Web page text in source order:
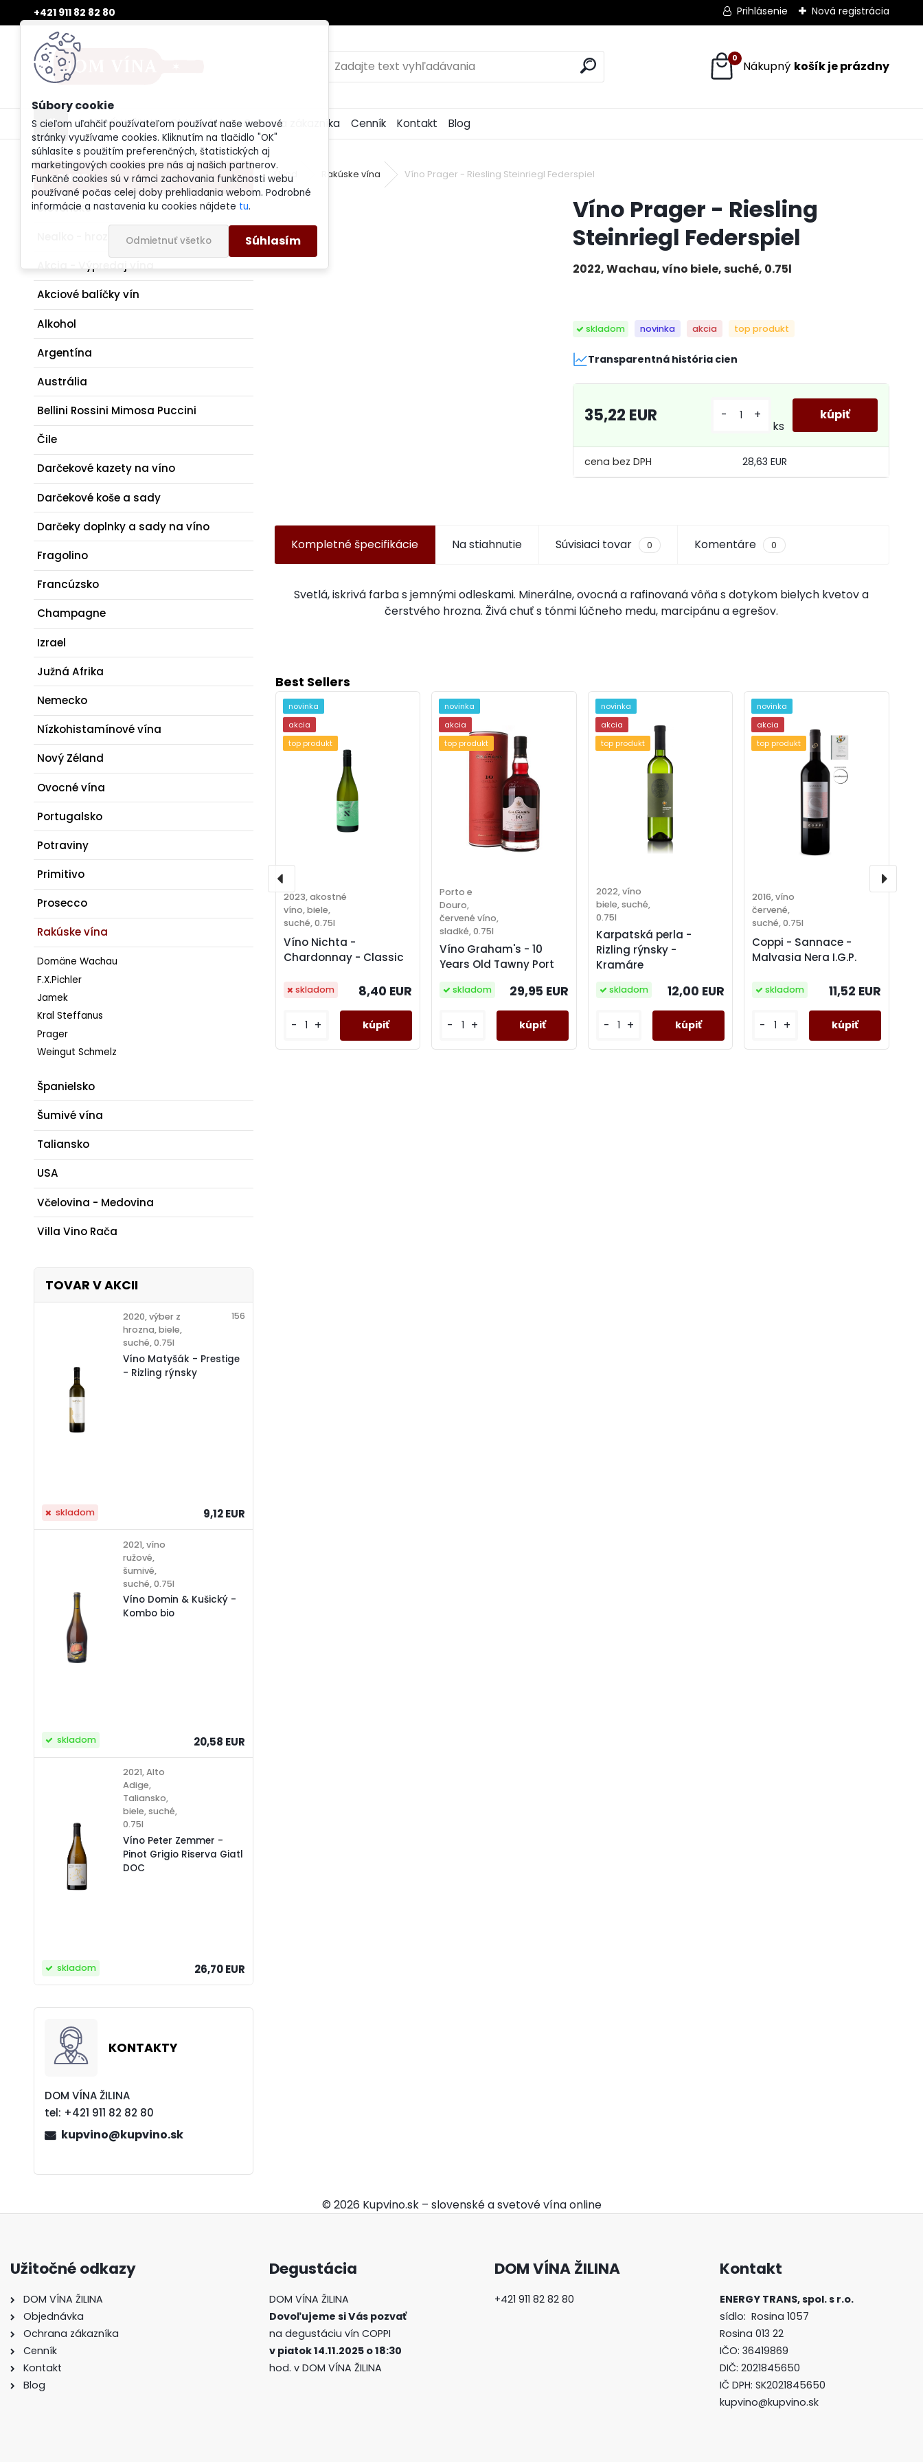
S cieľom uľahčiť používateľom používať naše webové
stránky využívame cookies. Kliknutím na tlačidlo "OK"
súhlasíte s použitím preferenčných, štatistických aj
marketingových cookies pre nás aj našich partnerov.
Funkčné cookies sú v rámci zachovania funkčnosti webu
používané počas celej doby prehliadania webom. Podrobné
informácie a nastavenia ku cookies nájdete tu.
Odmietnuť všetko Súhlasím
+421 911 82 82 80 Prihlásenie Nová registrácia
DOM VÍNA ŽILINA Objednávka Ochrana zákazníka Cenník Kontakt Blog
0
E-SHOP
Slovensko
Nealko - hroznová šťava - mušt
Akcia - Výpredaj vína
Akciové balíčky vín
Alkohol
Argentína
Austrália
Bellini Rossini Mimosa Puccini
Čile
Darčekové kazety na víno
Darčekové koše a sady
Darčeky doplnky a sady na víno
Fragolino
Francúzsko
Champagne
Izrael
Južná Afrika
Nemecko
Nízkohistamínové vína
Nový Zéland
Ovocné vína
Portugalsko
Potraviny
Primitivo
Prosecco
Rakúske vína
Domäne Wachau
F.X.Pichler
Jamek
Kral Steffanus
Prager
Weingut Schmelz
Španielsko
Šumivé vína
Taliansko
USA
Včelovina - Medovina
Villa Vino Rača
TOVAR V AKCII
Víno Matyšák - Prestige
- Rizling rýnsky
2020, výber z
hrozna, biele,
suché, 0.75l
156
9,12 EUR
skladom
Víno Domin & Kušický -
Kombo bio
2021, víno
ružové,
šumivé,
suché, 0.75l
20,58 EUR
skladom
Víno Peter Zemmer -
Pinot Grigio Riserva Giatl
DOC
2021, Alto
Adige,
Taliansko,
biele, suché,
0.75l
26,70 EUR
skladom
KONTAKTY
DOM VÍNA ŽILINA
tel: +421 911 82 82 80
kupvino@kupvino.sk
Úvod Rakúske vína Víno Prager - Riesling Steinriegl Federspiel
Víno Prager - Riesling
Steinriegl Federspiel
2022, Wachau, víno biele, suché, 0.75l
skladom novinka akcia top produkt
Transparentná história cien
28,63 EUR
35,22 EUR - +
ks
Kompletné špecifikácie Na stiahnutie Súvisiaci tovar 0 Komentáre 0
Svetlá, iskrivá farba s jemnými odleskami. Minerálne, ovocná a rafinovaná vôňa s dotykom bielych kvetov a
čerstvého hrozna. Živá chuť s tónmi lúčneho medu, marcipánu a egrešov.
Best Sellers
Víno Nichta -
Chardonnay - Classic
2023, akostné
víno, biele,
suché, 0.75l
8,40 EUR
- +
skladom
novinka
akcia
top produkt
Víno Graham's - 10
Years Old Tawny Port
Porto e
Douro,
červené víno,
sladké, 0.75l
29,95 EUR
- +
skladom
novinka
akcia
top produkt
Karpatská perla -
Rizling rýnsky -
Kramáre
2022, víno
biele, suché,
0.75l
12,00 EUR
- +
skladom
novinka
akcia
top produkt
Coppi - Sannace -
Malvasia Nera I.G.P.
2016, víno
červené,
suché, 0.75l
11,52 EUR
- +
skladom
novinka
akcia
top produkt
© 2026 Kupvino.sk – slovenské a svetové vína online
Užitočné odkazy
DOM VÍNA ŽILINA
Objednávka
Ochrana zákazníka
Cenník
Kontakt
Blog
Degustácia
DOM VÍNA ŽILINA
Dovoľujeme si Vás pozvať
na degustáciu vín COPPI
v piatok 14.11.2025 o 18:30
hod. v DOM VÍNA ŽILINA
DOM VÍNA ŽILINA
+421 911 82 82 80
Kontakt
ENERGY TRANS, spol. s r.o.
sídlo: Rosina 1057
Rosina 013 22
IČO: 36419869
DIČ: 2021845650
IČ DPH: SK2021845650
kupvino@kupvino.sk